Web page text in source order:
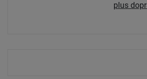
plus